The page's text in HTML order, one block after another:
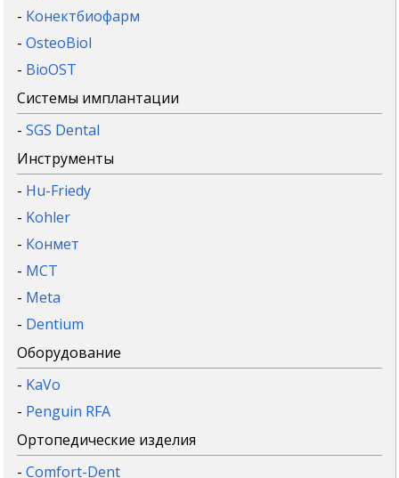
- Конектбиофарм
-OsteoBiol
- BioOST
Системы имплантации
-SGS Dental
Инструменты
- Hu-Friedy
- Kohler
- Конмет
- MCT
- Meta
- Dentium
Оборудование
- KaVo
- Penguin RFA
Ортопедические изделия
-Comfort-Dent